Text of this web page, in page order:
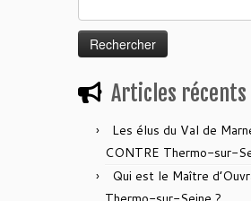
Articles récents
Les élus du Val de
CONTRE Thermo-sur-
Qui est le Maître